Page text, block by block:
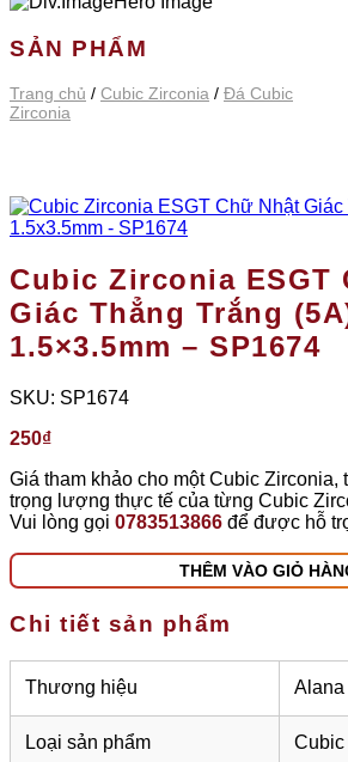
SẢN PHẨM
Trang chủ / Cubic Zirconia / Đá Cubic
Zirconia
Cubic Zirconia ESGT
Giác Thẳng Trắng
1.5×3.5mm – SP1674
SKU: SP1674
250₫
Giá tham khảo cho một Cubic Zirconia,
trọng lượng thực tế của từng Cubic
Vui lòng gọi 0783513866 để được hỗ
THÊM VÀO GIỎ
Chi tiết sản phẩm
Thương hiệu Alana
Loại sản phẩm Cubic